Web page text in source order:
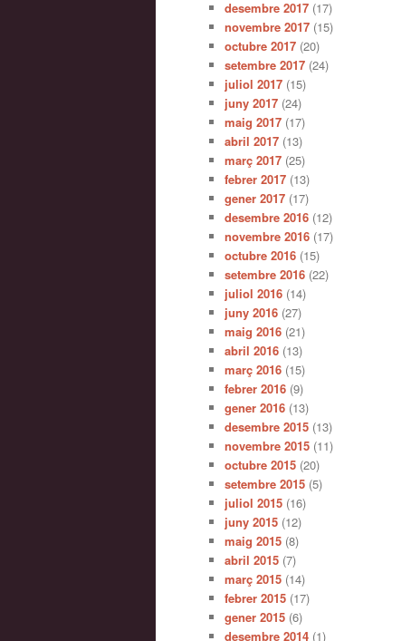
desembre 2017 (17)
novembre 2017 (15)
octubre 2017 (20)
setembre 2017 (24)
juliol 2017 (15)
juny 2017 (24)
maig 2017 (17)
abril 2017 (13)
març 2017 (25)
febrer 2017 (13)
gener 2017 (17)
desembre 2016 (12)
novembre 2016 (17)
octubre 2016 (15)
setembre 2016 (22)
juliol 2016 (14)
juny 2016 (27)
maig 2016 (21)
abril 2016 (13)
març 2016 (15)
febrer 2016 (9)
gener 2016 (13)
desembre 2015 (13)
novembre 2015 (11)
octubre 2015 (20)
setembre 2015 (5)
juliol 2015 (16)
juny 2015 (12)
maig 2015 (8)
abril 2015 (7)
març 2015 (14)
febrer 2015 (17)
gener 2015 (6)
desembre 2014 (1)